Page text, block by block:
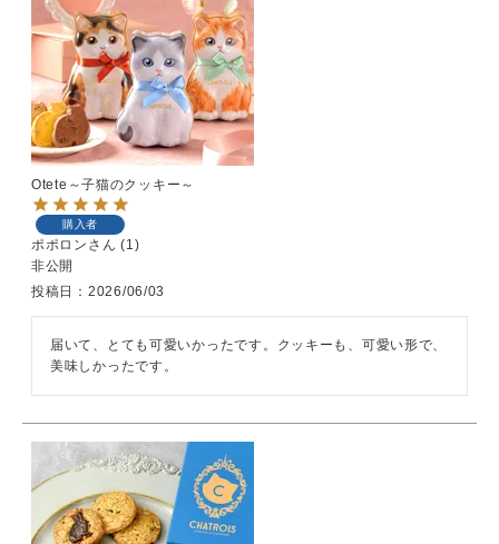
Otete～子猫のクッキー～
購入者
ポポロン
1
非公開
投稿日
2026/06/03
届いて、とても可愛いかったです。クッキーも、可愛い形で、
美味しかったです。